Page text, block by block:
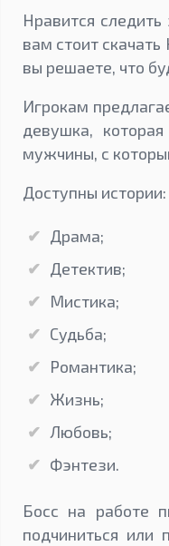
Нравится
вам стоит
вы решаете, что
Игрокам
девушка,
мужчины, с
Доступны истории:
Драма;
Детектив;
Мистика;
Судьба;
Романтика;
Жизнь;
Любовь;
Фэнтези.
Босс на работе
подчиниться или